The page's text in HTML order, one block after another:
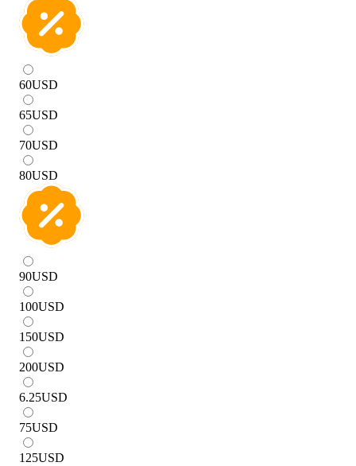
60USD
65USD
70USD
80USD
90USD
100USD
150USD
200USD
6.25USD
75USD
125USD